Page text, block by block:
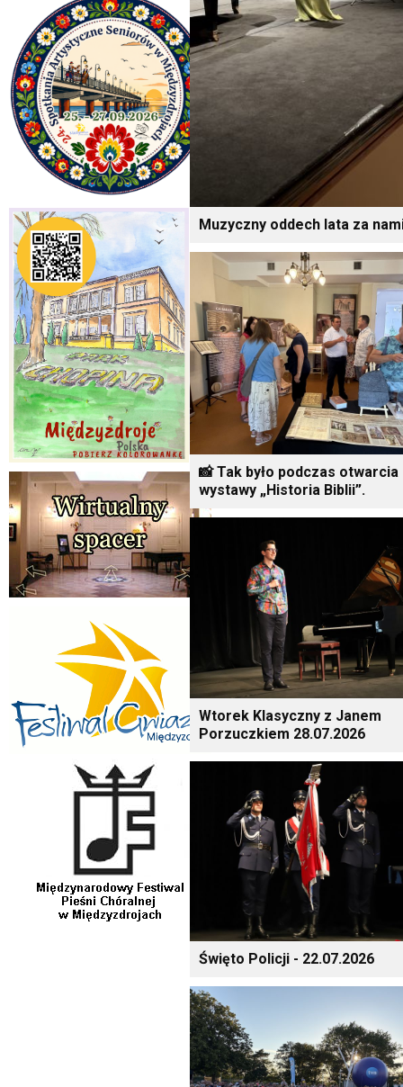
Muzyczny oddech lata za
📸 Tak było podczas otwarcia
wystawy „Historia Biblii”.
Wtorek Klasyczny z Janem
Porzuczkiem 28.07.2026
Święto Policji - 22.07.2026